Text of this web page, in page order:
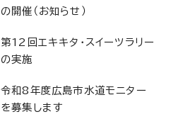
の開催（お知らせ）
第12回エキキタ・スイーツラリー
の実施
令和8年度広島市水道モニター
を募集します